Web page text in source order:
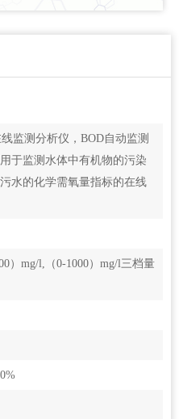
监测分析仪，BOD自动监测
于监测水体中有机物的污染
水的化学需氧量指标的在线
）mg/l,（0-1000）mg/l三档量